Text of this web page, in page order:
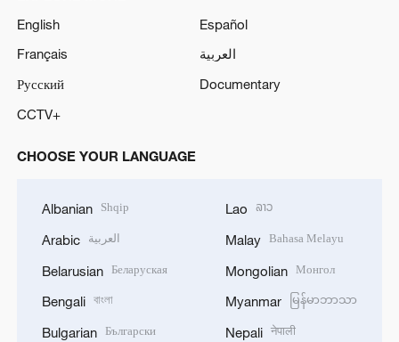
English
Español
Français
العربية
Русский
Documentary
CCTV+
CHOOSE YOUR LANGUAGE
Albanian Shqip
Arabic العربية
Belarusian Беларуская
Bengali বাংলা
Bulgarian Български
Lao ລາວ
Malay Bahasa Melayu
Mongolian Монгол
Myanmar မြန်မာဘာသာ
Nepali नेपाली